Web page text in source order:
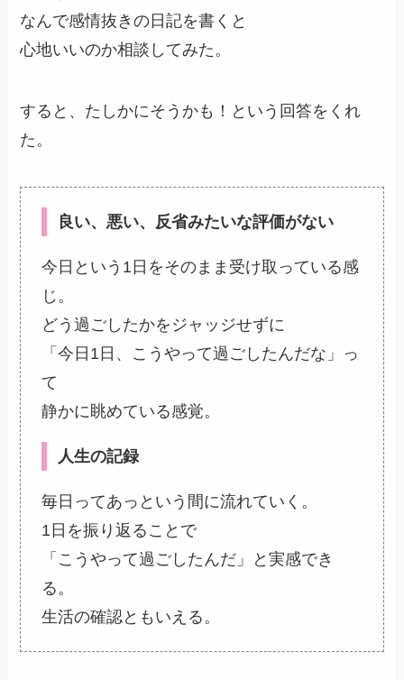
なんで感情抜きの日記を書くと
心地いいのか相談してみた。
すると、たしかにそうかも！という回答をくれ
た。
良い、悪い、反省みたいな評価がない
今日という1日をそのまま受け取っている感
じ。
どう過ごしたかをジャッジせずに
「今日1日、こうやって過ごしたんだな」っ
て
静かに眺めている感覚。
人生の記録
毎日ってあっという間に流れていく。
1日を振り返ることで
「こうやって過ごしたんだ」と実感でき
る。
生活の確認ともいえる。